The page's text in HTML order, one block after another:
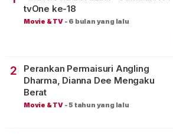
tvOne ke-18
Movie & TV - 6 bulan yang lalu
2
Perankan Permaisuri Angling
Dharma, Dianna Dee Mengaku
Berat
Movie & TV -5 tahun yang lalu